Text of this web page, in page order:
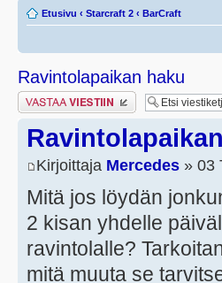
Etusivu ‹ Starcraft 2 ‹ BarCraft
Ravintolapaikan haku
Lähetä vastaus
Kirjoittaja Mercedes » 03
Mitä jos löydän
2 kisan yhdelle
ravintolalle?
mitä muuta se